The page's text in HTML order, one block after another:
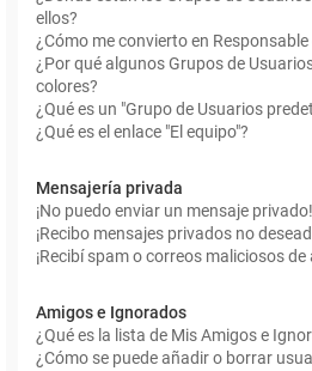
ellos?
¿Cómo me convierto en Responsable
¿Por qué algunos Grupos de
colores?
¿Qué es un "Grupo de Usuarios
¿Qué es el enlace "El equipo"?
Mensajería privada
¡No puedo enviar un mensaje privado!
¡Recibo mensajes privados no
¡Recibí spam o correos maliciosos
Amigos e Ignorados
¿Qué es la lista de Mis Amigos e
¿Cómo se puede añadir o borrar